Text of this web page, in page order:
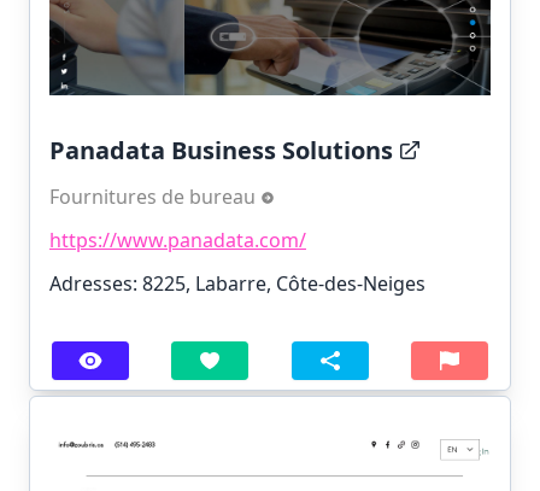
Panadata Business Solutions
Fournitures de bureau
https://www.panadata.com/
Adresses: 8225, Labarre, Côte-des-Neiges